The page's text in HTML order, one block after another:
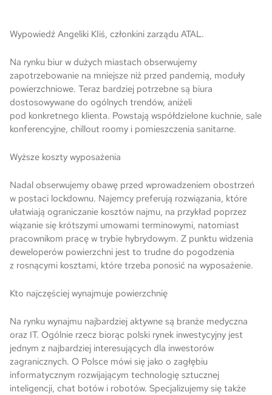
Wypowiedź Angeliki KIiś, członkini zarządu ATAL.
Na rynku biur w dużych miastach obserwujemy
zapotrzebowanie na mniejsze niż przed pandemią, moduły
powierzchniowe. Teraz bardziej potrzebne są biura
dostosowywane do ogólnych trendów, aniżeli
pod konkretnego klienta. Powstają współdzielone kuchnie, sale
konferencyjne, chillout roomy i pomieszczenia sanitarne.
Wyższe koszty wyposażenia
Nadal obserwujemy obawę przed wprowadzeniem obostrzeń
w postaci lockdownu. Najemcy preferują rozwiązania, które
ułatwiają ograniczanie kosztów najmu, na przykład poprzez
wiązanie się krótszymi umowami terminowymi, natomiast
pracownikom pracę w trybie hybrydowym. Z punktu widzenia
deweloperów powierzchni jest to trudne do pogodzenia
z rosnącymi kosztami, które trzeba ponosić na wyposażenie.
Kto najczęściej wynajmuje powierzchnię
Na rynku wynajmu najbardziej aktywne są branże medyczna
oraz IT. Ogólnie rzecz biorąc polski rynek inwestycyjny jest
jednym z najbardziej interesujących dla inwestorów
zagranicznych. O Polsce mówi się jako o zagłębiu
informatycznym rozwijającym technologię sztucznej
inteligencji, chat botów i robotów. Specjalizujemy się także
Skwer Witosa w Piastowie